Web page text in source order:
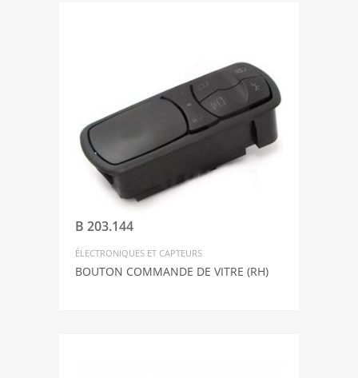
B 203.144
ÉLECTRONIQUES ET CAPTEURS
BOUTON COMMANDE DE VITRE (RH)